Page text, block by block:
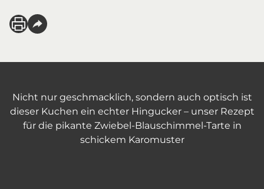
Nicht nur geschmacklich, sondern auch optisch ist
dieser Kuchen ein echter Hingucker – unser Rezept
für die pikante Zwiebel-Blauschimmel-Tarte in
schickem Karomuster